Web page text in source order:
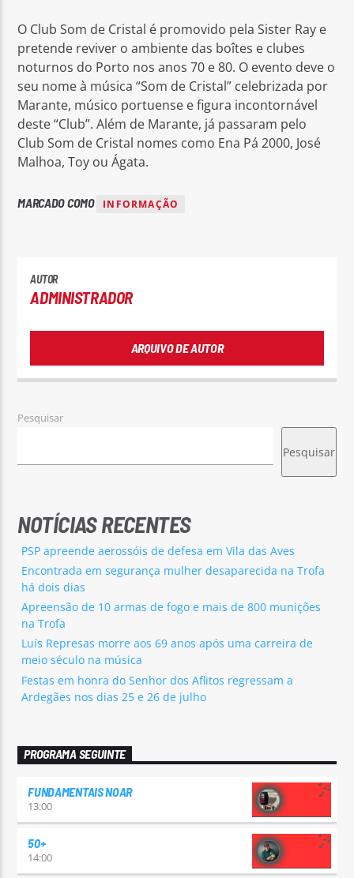
O Club Som de Cristal é promovido pela Sister Ray e
pretende reviver o ambiente das boîtes e clubes
noturnos do Porto nos anos 70 e 80. O evento deve o
seu nome à música “Som de Cristal” celebrizada por
Marante, músico portuense e figura incontornável
deste “Club”. Além de Marante, já passaram pelo
Club Som de Cristal nomes como Ena Pá 2000, José
Malhoa, Toy ou Ágata.
MARCADO COMO INFORMAÇÃO
AUTOR
ADMINISTRADOR
ARQUIVO DE AUTOR
Pesquisar
Pesquisar
NOTÍCIAS RECENTES
PSP apreende aerossóis de defesa em Vila das Aves
Encontrada em segurança mulher desaparecida na Trofa
há dois dias
Apreensão de 10 armas de fogo e mais de 800 munições
na Trofa
Luís Represas morre aos 69 anos após uma carreira de
meio século na música
Festas em honra do Senhor dos Aflitos regressam a
Ardegães nos dias 25 e 26 de julho
PROGRAMA SEGUINTE
FUNDAMENTAIS NOAR
13:00
50+
14:00